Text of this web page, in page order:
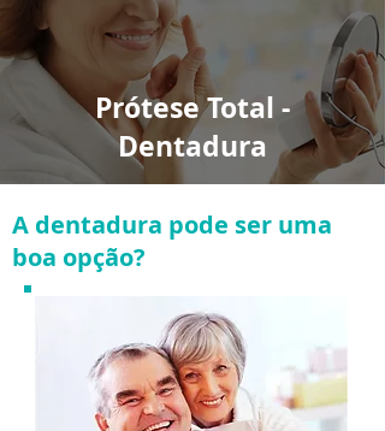
Prótese Total -
Dentadura
A dentadura pode ser uma
boa opção?